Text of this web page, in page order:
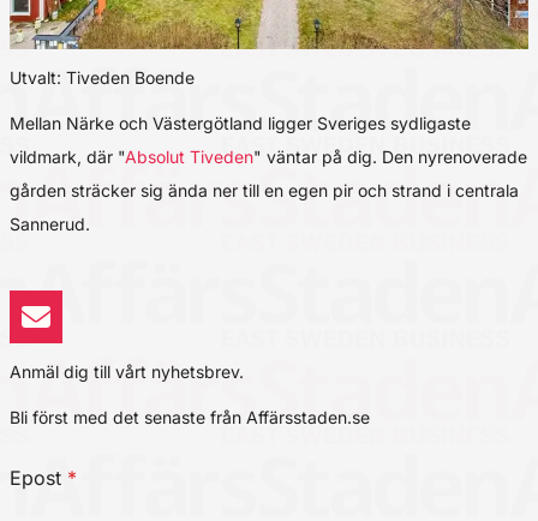
Utvalt: Tiveden Boende
Mellan Närke och Västergötland ligger Sveriges sydligaste
vildmark, där "Absolut Tiveden" väntar på dig. Den nyrenoverade
gården sträcker sig ända ner till en egen pir och strand i centrala
Sannerud.
Anmäl dig till vårt nyhetsbrev.
Bli först med det senaste från Affärsstaden.se
Epost *